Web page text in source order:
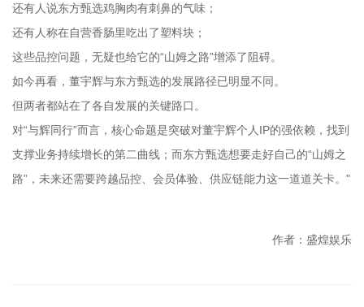
还有人说东方甄选鸡胸肉有刺鼻的气味；
还有人称在自营香肠里吃出了塑料块；
这些品控问题，无疑也给它的“山姆之路”增添了阻碍。
如今再看，董宇辉与东方甄选的发展路径已明显不同。
但两者都站在了各自发展的关键路口。
对“与辉同行”而言，核心命题是突破对董宇辉个人IP的强依赖，找到
支撑业务持续增长的第二曲线；而东方甄选想要走好自己的“山姆之
路”，未来还需要跨越品控、会员体验、供应链能力这一道道关卡。"
作者：盛煌娱乐